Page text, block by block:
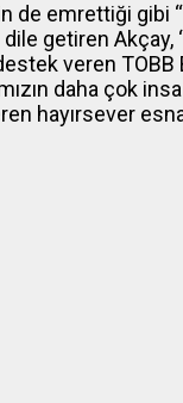
de emrettiği
getiren Akçay,
veren TOBB
daha çok
hayırsever